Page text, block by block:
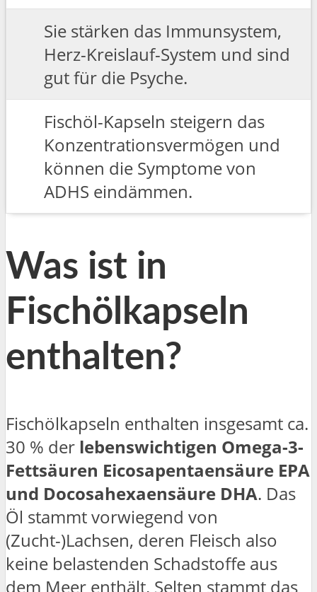
Sie stärken das Immunsystem,
Herz-Kreislauf-System und sind
gut für die Psyche.
Fischöl-Kapseln steigern das
Konzentrationsvermögen und
können die Symptome von
ADHS eindämmen.
Was ist in
Fischölkapseln
enthalten?
Fischölkapseln enthalten insgesamt ca.
30 % der lebenswichtigen Omega-3-
Fettsäuren Eicosapentaensäure EPA
und Docosahexaensäure DHA. Das
Öl stammt vorwiegend von
(Zucht-)Lachsen, deren Fleisch also
keine belastenden Schadstoffe aus
dem Meer enthält. Selten stammt das